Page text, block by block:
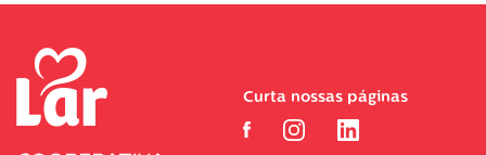
Curta nossas páginas